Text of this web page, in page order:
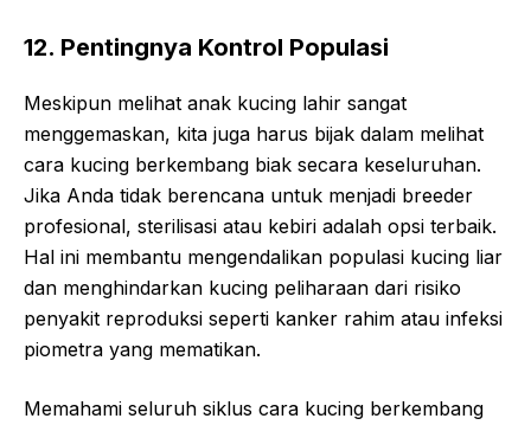
12. Pentingnya Kontrol Populasi
Meskipun melihat anak kucing lahir sangat
menggemaskan, kita juga harus bijak dalam melihat
cara kucing berkembang biak secara keseluruhan.
Jika Anda tidak berencana untuk menjadi breeder
profesional, sterilisasi atau kebiri adalah opsi terbaik.
Hal ini membantu mengendalikan populasi kucing liar
dan menghindarkan kucing peliharaan dari risiko
penyakit reproduksi seperti kanker rahim atau infeksi
piometra yang mematikan.
Memahami seluruh siklus cara kucing berkembang